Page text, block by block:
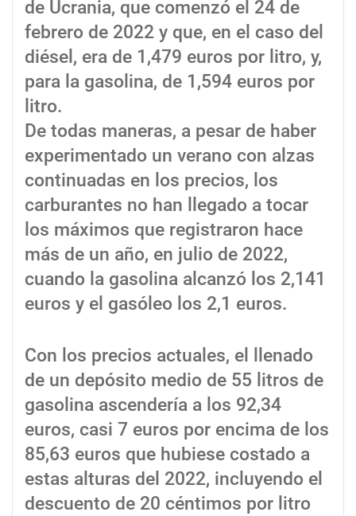
de Ucrania, que comenzó el 24 de
febrero de 2022 y que, en el caso del
diésel, era de 1,479 euros por litro, y,
para la gasolina, de 1,594 euros por
litro.
De todas maneras, a pesar de haber
experimentado un verano con alzas
continuadas en los precios, los
carburantes no han llegado a tocar
los máximos que registraron hace
más de un año, en julio de 2022,
cuando la gasolina alcanzó los 2,141
euros y el gasóleo los 2,1 euros.
Con los precios actuales, el llenado
de un depósito medio de 55 litros de
gasolina ascendería a los 92,34
euros, casi 7 euros por encima de los
85,63 euros que hubiese costado a
estas alturas del 2022, incluyendo el
descuento de 20 céntimos por litro